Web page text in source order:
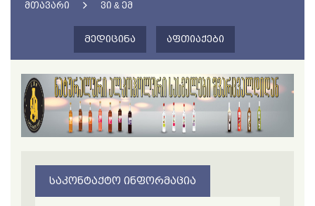
ᲛᲗᲐᲕᲐᲠᲘ ᲕᲘ & ᲔᲛ
ᲛᲔᲓᲘᲪᲘᲜᲐ ᲐᲤᲗᲘᲐᲥᲔᲑᲘ
ᲡᲐᲙᲝᲜᲢᲐᲥᲢᲝ ᲘᲜᲤᲝᲠᲛᲐᲪᲘᲐ